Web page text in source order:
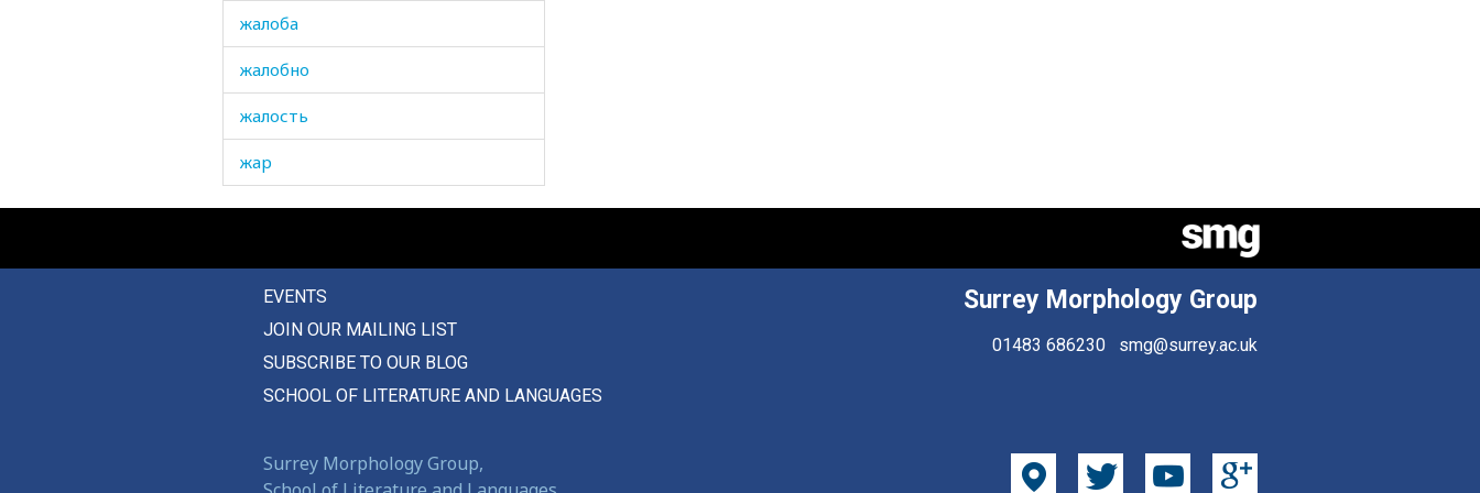
жалоба
жалобно
жалость
жар
жара
жарить
жарка
жарко
EVENTS
JOIN OUR MAILING LIST
SUBSCRIBE TO OUR BLOG
SCHOOL OF LITERATURE AND LANGUAGES
Surrey Morphology Group
01483 686230 smg@surrey.ac.uk
Surrey Morphology Group,